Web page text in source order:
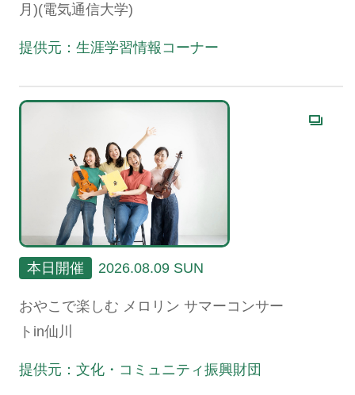
月)(電気通信大学)
提供元：生涯学習情報コーナー
本日開催 2026.08.09 SUN
おやこで楽しむ メロリン サマーコンサー
トin仙川
提供元：文化・コミュニティ振興財団